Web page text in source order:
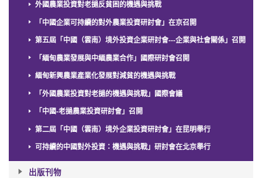
外國農業投資對老撾反貧困的機遇與挑戰
「中國企業可持續的對外農業投資研討會」在京召開
第五屆「中國（雲南）境外投資企業研討會---企業與社會關係」召開
「緬甸農業發展與中緬農業合作」國際研討會召開
緬甸新興農業產業化發展對減貧的機遇與挑戰
「外國農業投資對老撾的機遇與挑戰」國際會議
「中國-老撾農業投資研討會」召開
第二屆「中國（雲南）境外企業投資研討會」在昆明舉行
可持續的中國對外投資：機遇與挑戰」研討會在北京舉行
出版刊物